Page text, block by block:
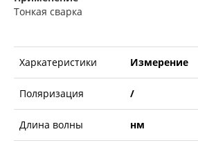
Тонкая сварка
Харкатеристики Измерение
Поляризация /
Длина волны нм